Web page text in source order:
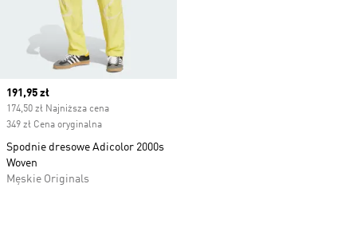
Current price
191,95 zł
174,50 zł Najniższa cena
349 zł Cena oryginalna
Spodnie dresowe Adicolor 2000s
Woven
Męskie Originals